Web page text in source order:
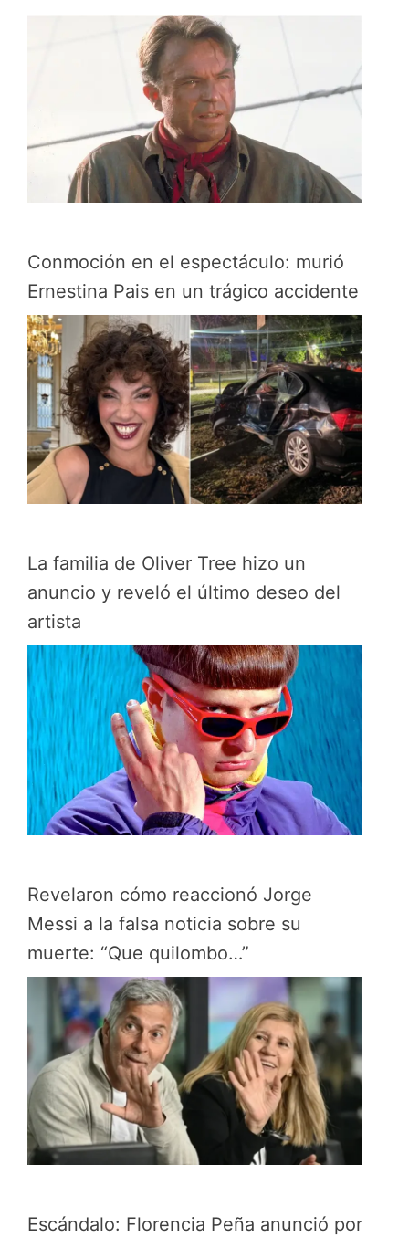
Conmoción en el espectáculo: murió
Ernestina Pais en un trágico accidente
La familia de Oliver Tree hizo un
anuncio y reveló el último deseo del
artista
Revelaron cómo reaccionó Jorge
Messi a la falsa noticia sobre su
muerte: “Que quilombo…”
Escándalo: Florencia Peña anunció por